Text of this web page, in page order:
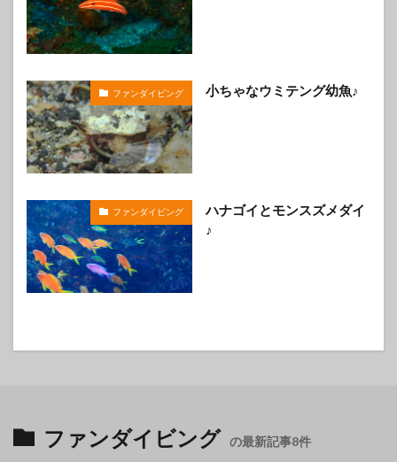
ファンダイビング 小ちゃなウミテング幼魚♪
ファンダイビング
ハナゴイとモンスズメダイ
♪
ファンダイビング の最新記事8件